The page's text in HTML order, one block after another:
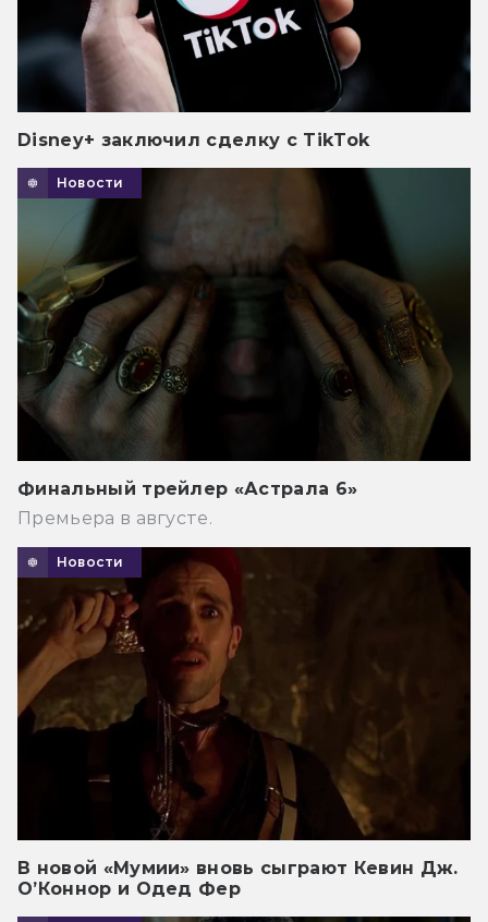
Disney+ заключил сделку с TikTok
Новости
Финальный трейлер «Астрала 6»
Премьера в августе.
Новости
В новой «Мумии» вновь сыграют Кевин Дж.
О’Коннор и Одед Фер